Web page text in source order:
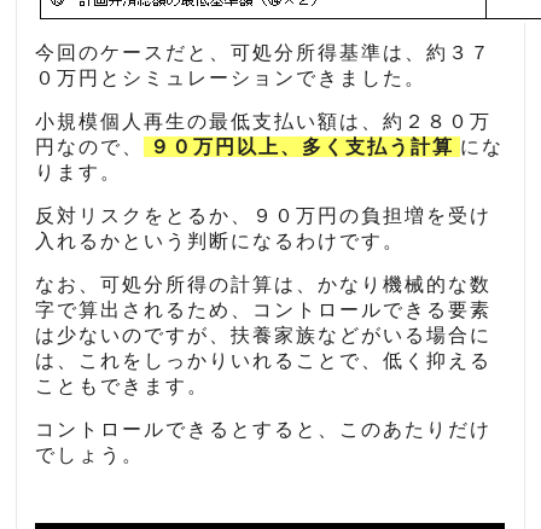
今回のケースだと、可処分所得基準は、約３７
０万円とシミュレーションできました。
小規模個人再生の最低支払い額は、約２８０万
円なので、
９０万円以上、多く支払う計算 にな
ります。
反対リスクをとるか、９０万円の負担増を受け
入れるかという判断になるわけです。
なお、可処分所得の計算は、かなり機械的な数
字で算出されるため、コントロールできる要素
は少ないのですが、扶養家族などがいる場合に
は、これをしっかりいれることで、低く抑える
こともできます。
コントロールできるとすると、このあたりだけ
でしょう。